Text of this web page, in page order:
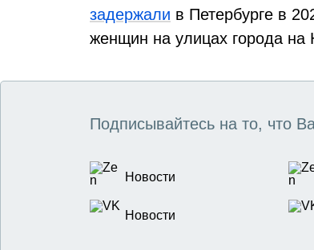
задержали в Петербурге в
женщин на улицах города
Подписывайтесь на то, что
Новости
Новости